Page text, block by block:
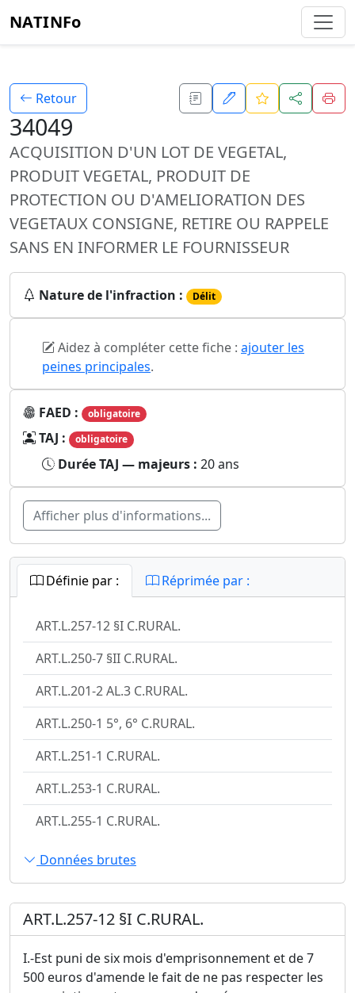
NATINFo
Retour
34049
ACQUISITION D'UN LOT DE VEGETAL,
PRODUIT VEGETAL, PRODUIT DE
PROTECTION OU D'AMELIORATION DES
VEGETAUX CONSIGNE, RETIRE OU RAPPELE
SANS EN INFORMER LE FOURNISSEUR
Nature de l'infraction : Délit
Aidez à compléter cette fiche : ajouter les
peines principales.
FAED : obligatoire
TAJ : obligatoire
Durée TAJ — majeurs : 20 ans
Afficher plus d'informations...
Définie par : Réprimée par :
ART.L.257-12 §I C.RURAL.
ART.L.250-7 §II C.RURAL.
ART.L.201-2 AL.3 C.RURAL.
ART.L.250-1 5°, 6° C.RURAL.
ART.L.251-1 C.RURAL.
ART.L.253-1 C.RURAL.
ART.L.255-1 C.RURAL.
Données brutes
ART.L.257-12 §I C.RURAL.
I.-Est puni de six mois d'emprisonnement et de 7
500 euros d'amende le fait de ne pas respecter les